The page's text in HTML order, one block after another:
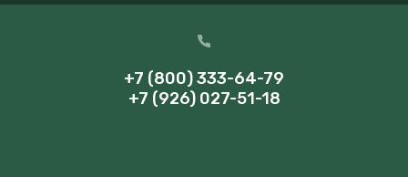
+7 (800) 333-64-79
+7 (926) 027-51-18